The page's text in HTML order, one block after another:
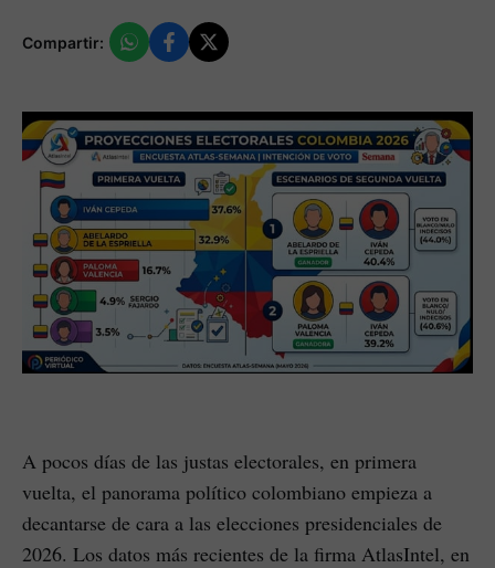
Compartir:
A pocos días de las justas electorales, en primera
vuelta, el panorama político colombiano empieza a
decantarse de cara a las elecciones presidenciales de
2026. Los datos más recientes de la firma AtlasIntel, en